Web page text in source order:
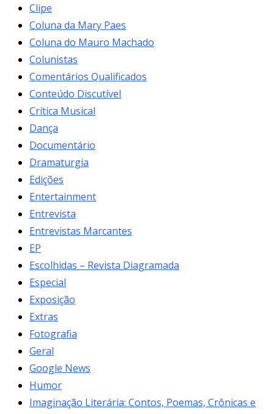
Clipe
Coluna da Mary Paes
Coluna do Mauro Machado
Colunistas
Comentários Qualificados
Conteúdo Discutível
Crítica Musical
Dança
Documentário
Dramaturgia
Edições
Entertainment
Entrevista
Entrevistas Marcantes
EP
Escolhidas – Revista Diagramada
Especial
Exposição
Extras
Fotografia
Geral
Google News
Humor
Imaginação Literária: Contos, Poemas, Crônicas e